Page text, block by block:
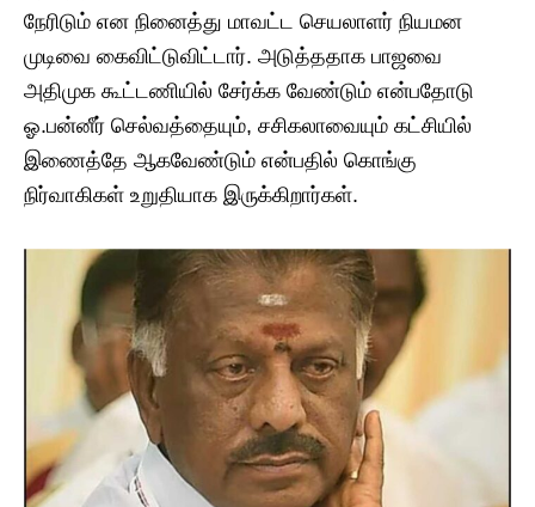
நேரிடும் என நினைத்து மாவட்ட செயலாளர் நியமன
முடிவை கைவிட்டுவிட்டார். அடுத்ததாக பாஜவை
அதிமுக கூட்டணியில் சேர்க்க வேண்டும் என்பதோடு
ஓ.பன்னீர் செல்வத்தையும், சசிகலாவையும் கட்சியில்
இணைத்தே ஆகவேண்டும் என்பதில் கொங்கு
நிர்வாகிகள் உறுதியாக இருக்கிறார்கள்.